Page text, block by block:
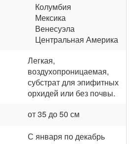
Колумбия
Мексика
Венесуэла
Центральная Америка
Легкая,
воздухопроницаемая,
субстрат для эпифитных
орхидей или без почвы.
от 35 до 50 см
С января по декабрь